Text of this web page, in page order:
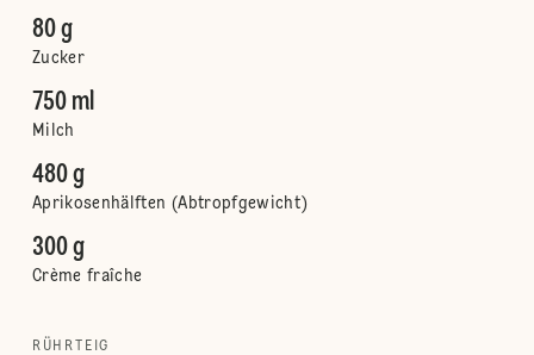
80 g
Zucker
750 ml
Milch
480 g
Aprikosenhälften (Abtropfgewicht)
300 g
Crème fraîche
RÜHRTEIG